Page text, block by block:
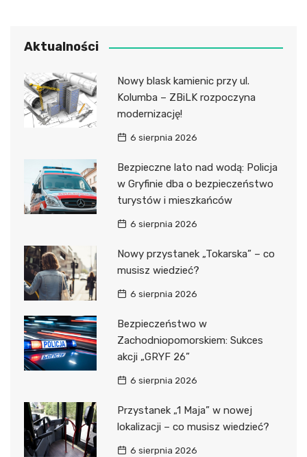
Aktualności
Nowy blask kamienic przy ul.
Kolumba – ZBiLK rozpoczyna
modernizację!
6 sierpnia 2026
Bezpieczne lato nad wodą: Policja
w Gryfinie dba o bezpieczeństwo
turystów i mieszkańców
6 sierpnia 2026
Nowy przystanek „Tokarska” – co
musisz wiedzieć?
6 sierpnia 2026
Bezpieczeństwo w
Zachodniopomorskiem: Sukces
akcji „GRYF 26”
6 sierpnia 2026
Przystanek „1 Maja” w nowej
lokalizacji – co musisz wiedzieć?
6 sierpnia 2026